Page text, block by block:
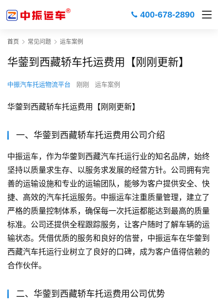
400-678-2890
首页 常见问题 运车案例
华蓥到西藏轿车托运费用【刚刚更新】
中振汽车托运物流平台 刚刚 运车案例
华蓥到西藏轿车托运费用【刚刚更新】
一、华蓥到西藏轿车托运费用公司介绍
中振运车，作为华蓥到西藏汽车托运行业的知名品牌，始终
坚持以质量求生存、以服务求发展的经营方针。公司拥有完
善的运输设施和专业的运输团队，能够为客户提供安全、快
捷、高效的汽车托运服务。中振运车注重质量管理，建立了
严格的质量控制体系，确保每一次托运都能达到最高的质量
标准。公司还提供全程跟踪服务，让客户随时了解车辆的运
输状态。凭借优质的服务和良好的信誉，中振运车在华蓥到
西藏汽车托运行业树立了良好的口碑，成为客户值得信赖的
合作伙伴。
二、华蓥到西藏轿车托运费用公司优势